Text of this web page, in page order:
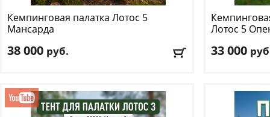
Кемпинговая палатка Лотос 5
Мансарда
38 000 руб.
Цвет: зеленый
Доставка:БЕСПЛАТНО, 1-2 дня
Лотос 5
33 000